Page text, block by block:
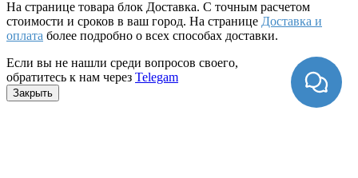
На странице товара блок Доставка. С точным расчетом
стоимости и сроков в ваш город. На странице Доставка и
оплата более подробно о всех способах доставки.
Если вы не нашли среди вопросов своего,
обратитесь к нам через Telegam
Закрыть